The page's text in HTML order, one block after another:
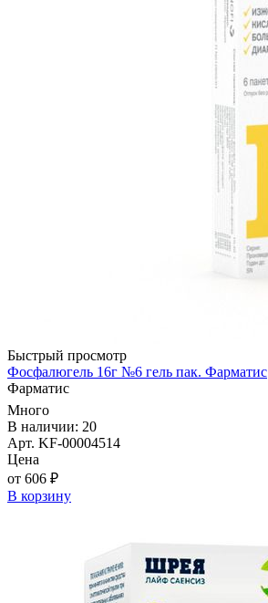
Быстрый просмотр
Фосфалюгель 16г №6 гель пак. Фарматис
Фарматис
Много
В наличии: 20
Арт. KF-00004514
Цена
от 606 ₽
В корзину